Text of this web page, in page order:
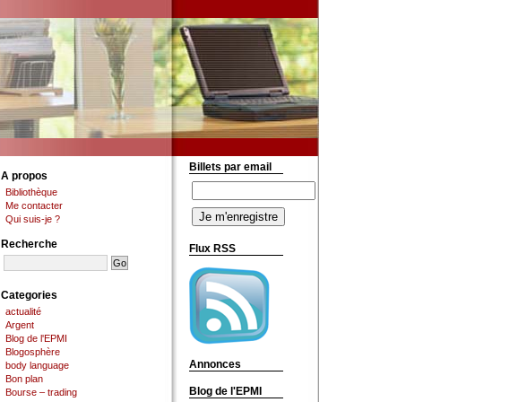
A propos
Bibliothèque
Me contacter
Qui suis-je ?
Recherche
Categories
actualité
Argent
Blog de l'EPMI
Blogosphère
body language
Bon plan
Bourse – trading
Billets par email
Flux RSS
Annonces
Blog de l'EPMI